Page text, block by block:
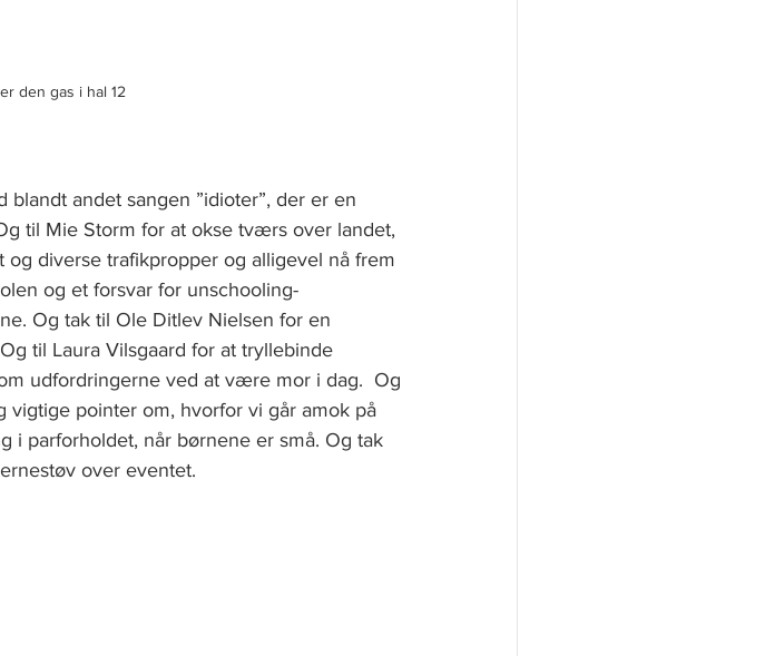
den gas i hal 12
andet sangen ”idioter”, der er en
til Mie Storm for at okse tværs over landet,
diverse trafikpropper og alligevel nå frem
og et forsvar for unschooling-
Og tak til Ole Ditlev Nielsen for en
til Laura Vilsgaard for at tryllebinde
udfordringerne ved at være mor i dag.  Og
pointer om, hvorfor vi går amok på
i parforholdet, når børnene er små. Og tak
over eventet.